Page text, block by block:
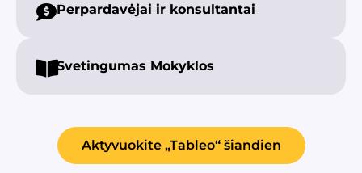
Perpardavėjai ir konsultantai
Svetingumas Mokyklos
Aktyvuokite „Tableo“ šiandien